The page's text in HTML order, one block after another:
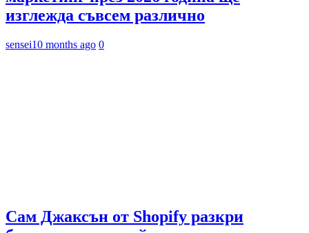
изглежда съвсем различно
sensei10 months ago 0
Сам Джаксън от Shopify разкри